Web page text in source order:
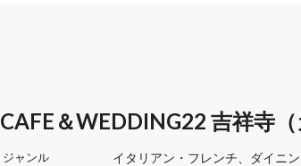
CAFE＆WEDDING22 吉祥寺
ジャンル イタリアン・フレンチ ダイニ